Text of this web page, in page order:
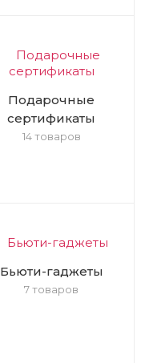
Подарочные
сертификаты
14 товаров
Бьюти-гаджеты
7 товаров